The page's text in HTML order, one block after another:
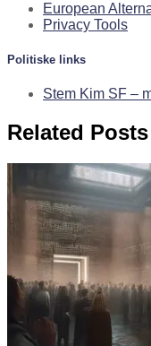
European
Privacy Tools
Politiske links
Stem Kim SF –
Related Posts